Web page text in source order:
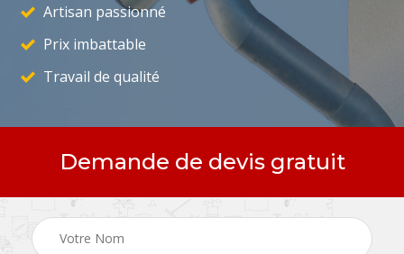
Artisan passionné
Prix imbattable
Travail de qualité
Demande de devis gratuit